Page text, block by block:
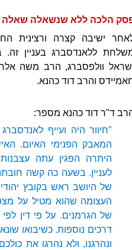
הלכה ללא שנשאלה שאלה
ישיבה קצרה ורצינית
ללאנדסברג בעניין
וולפסברג, הרב משה
והרב דוד כהנא.
ד"ר דוד כהנא מספר:
"חיוור היה ועייף לאנדסברג
המאבק הפנימי האיום.
היתרה הפגין עתה עצבנות
לעניין. בשעה כה קשה
של היושב ראש בקובץ
העצומה שהוא מטיל על
של הגרמנים. על פי דין
דרכים נוספות. כשיבואו
ונהרגנו, ולא נהרגו את